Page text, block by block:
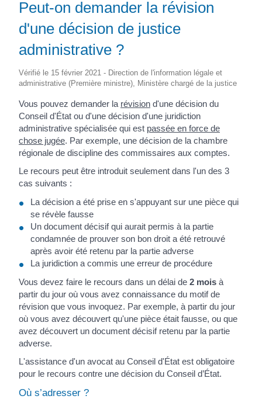
Peut-on demander la révision
d'une décision de justice
administrative ?
Vérifié le 15 février 2021 - Direction de l'information légale et
administrative (Première ministre), Ministère chargé de la justice
Vous pouvez demander la révision d'une décision du
Conseil d'État ou d'une décision d'une juridiction
administrative spécialisée qui est passée en force de
chose jugée. Par exemple, une décision de la chambre
régionale de discipline des commissaires aux comptes.
Le recours peut être introduit seulement dans l'un des 3
cas suivants :
La décision a été prise en s'appuyant sur une pièce qui
se révèle fausse
Un document décisif qui aurait permis à la partie
condamnée de prouver son bon droit a été retrouvé
après avoir été retenu par la partie adverse
La juridiction a commis une erreur de procédure
Vous devez faire le recours dans un délai de 2 mois à
partir du jour où vous avez connaissance du motif de
révision que vous invoquez. Par exemple, à partir du jour
où vous avez découvert qu'une pièce était fausse, ou que
avez découvert un document décisif retenu par la partie
adverse.
L'assistance d'un avocat au Conseil d'État est obligatoire
pour le recours contre une décision du Conseil d’État.
Où s’adresser ?